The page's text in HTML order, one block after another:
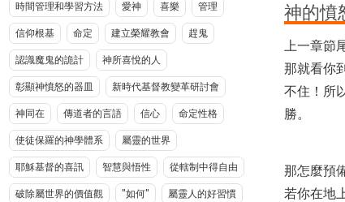
時間管理和學習方法 愛神 喜樂 管理
信仰根基 命定 建立榮耀教會 趕鬼
認識魔鬼的詭計 神所喜悅的人
彰顯神憤怒的器皿 新時代基督教變革研討會
神同在 傳道者的言語 信心 命定性格
使徒保羅的神學體系 屬靈的世界
耶穌基督的喜訊 智慧與悟性 從轄制中得自由
破除屬世界的價值觀 "如何" 屬靈人的好習慣
神的憤
上一章節
那就看你
不住！所
勝。
那怎麼預
若你在地